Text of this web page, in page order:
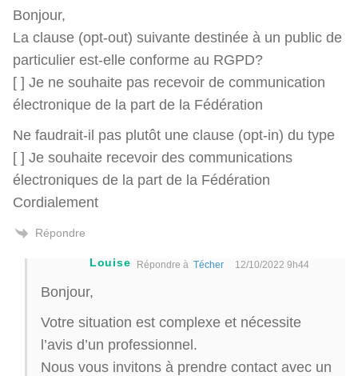
Bonjour,
La clause (opt-out) suivante destinée à un public de
particulier est-elle conforme au RGPD?
[ ] Je ne souhaite pas recevoir de communication
électronique de la part de la Fédération
Ne faudrait-il pas plutôt une clause (opt-in) du type
[ ] Je souhaite recevoir des communications
électroniques de la part de la Fédération
Cordialement
Répondre
Louise Répondre àTécher 12/10/2022 9h44
Bonjour,
Votre situation est complexe et nécessite
l’avis d’un professionnel.
Nous vous invitons à prendre contact avec un